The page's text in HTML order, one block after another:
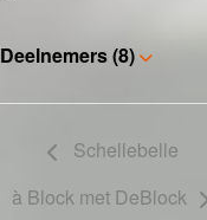
Deelnemers (8)
Schellebelle
à Block met DeBlock